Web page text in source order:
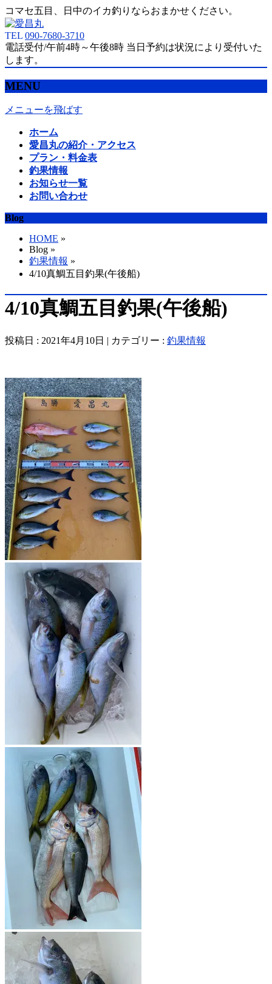
コマセ五目、日中のイカ釣りならおまかせください。
TEL 090-7680-3710
電話受付/午前4時～午後8時 当日予約は状況により受付いた
します。
MENU
メニューを飛ばす
ホーム
愛昌丸の紹介・アクセス
プラン・料金表
釣果情報
お知らせ一覧
お問い合わせ
Blog
HOME »
Blog »
釣果情報 »
4/10真鯛五目釣果(午後船)
4/10真鯛五目釣果(午後船)
投稿日 : 2021年4月10日 | カテゴリー : 釣果情報